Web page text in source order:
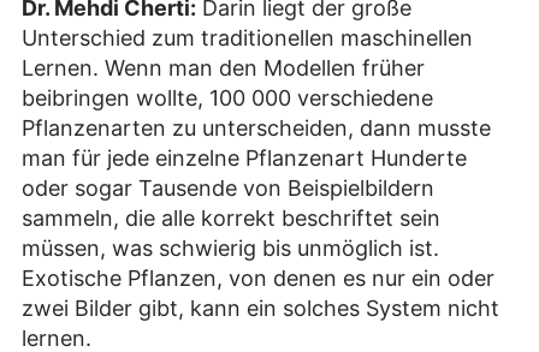
Dr. Mehdi Cherti: Darin liegt der große
Unterschied zum traditionellen maschinellen
Lernen. Wenn man den Modellen früher
beibringen wollte, 100 000 verschiedene
Pflanzenarten zu unterscheiden, dann musste
man für jede einzelne Pflanzenart Hunderte
oder sogar Tausende von Beispielbildern
sammeln, die alle korrekt beschriftet sein
müssen, was schwierig bis unmöglich ist.
Exotische Pflanzen, von denen es nur ein oder
zwei Bilder gibt, kann ein solches System nicht
lernen.